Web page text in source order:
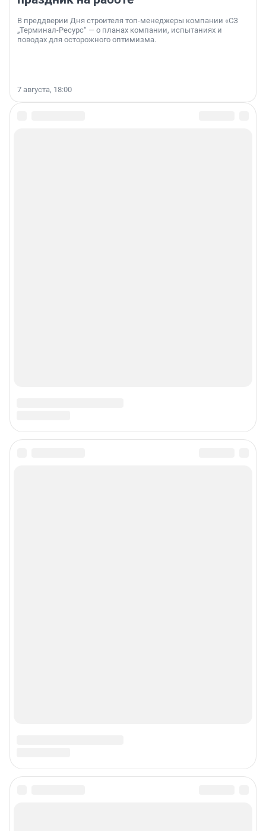
В преддверии Дня строителя топ-менеджеры компании «СЗ
„Терминал-Ресурс“ — о планах компании, испытаниях и
поводах для осторожного оптимизма.
7 августа, 18:00